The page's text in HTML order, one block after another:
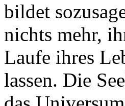
bildet
nichts mehr,
Laufe ihres
lassen. Die